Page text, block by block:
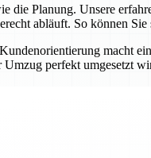
die Planung. Unsere
abläuft. So können
macht
perfekt umgesetzt